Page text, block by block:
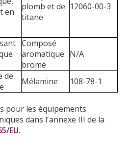
en
plomb et de
titane
12060-00-3
Composé
aromatique
bromé
N/A
de
Mélamine 108-78-1
pour les équipements
dans l'annexe III de la
EU.